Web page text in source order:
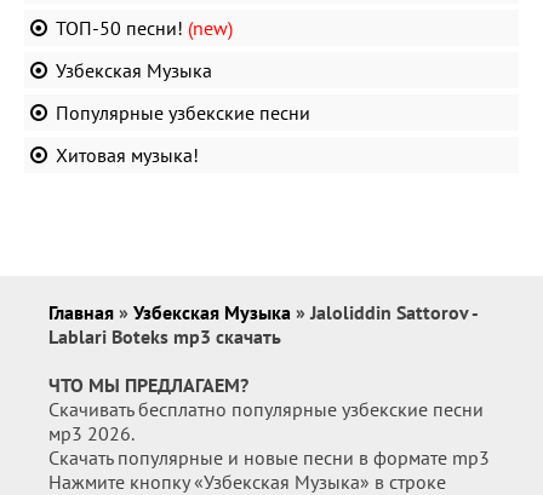
ТОП-50 песни! (new)
Узбекская Музыка
Популярные узбекские песни
Хитовая музыка!
Главная » Узбекская Музыка » Jaloliddin Sattorov -
Lablari Boteks mp3 скачать
ЧТО МЫ ПРЕДЛАГАЕМ?
Скачивать бесплатно популярные узбекские песни
мр3 2026.
Скачать популярные и новые песни в формате mp3
Нажмите кнопку «Узбекская Музыка» в строке